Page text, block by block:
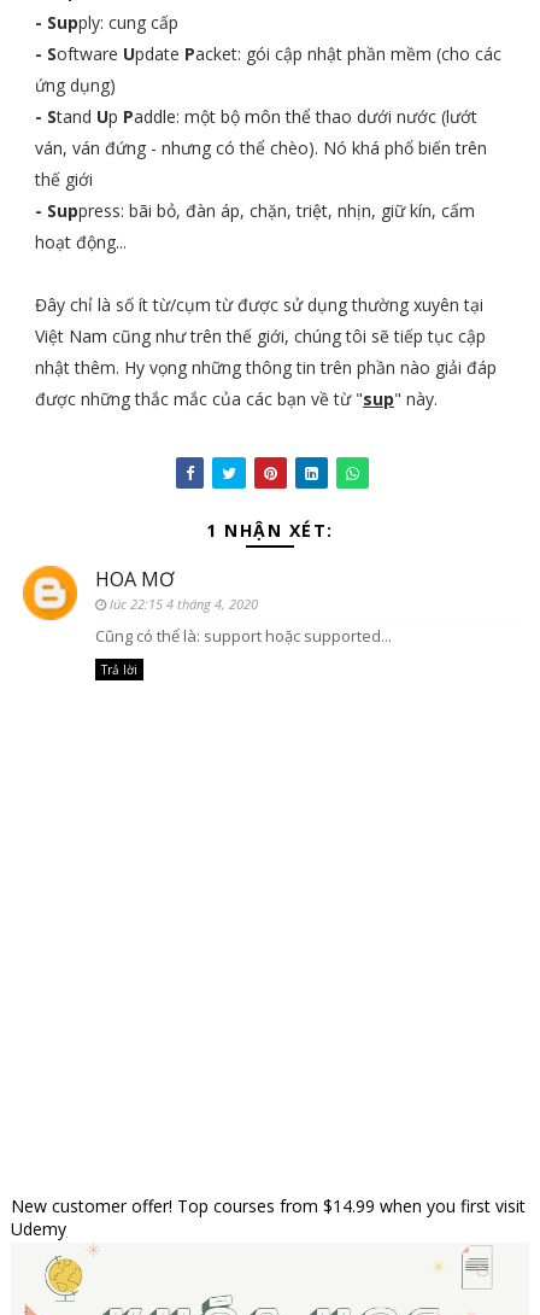
- Supply: cung cấp
- Software Update Packet: gói cập nhật phần mềm (cho các
ứng dụng)
- Stand Up Paddle: một bộ môn thể thao dưới nước (lướt
ván, ván đứng - nhưng có thể chèo). Nó khá phổ biến trên
thế giới
- Suppress: bãi bỏ, đàn áp, chặn, triệt, nhịn, giữ kín, cấm
hoạt động...
Đây chỉ là số ít từ/cụm từ được sử dụng thường xuyên tại
Việt Nam cũng như trên thế giới, chúng tôi sẽ tiếp tục cập
nhật thêm. Hy vọng những thông tin trên phần nào giải đáp
được những thắc mắc của các bạn về từ "sup" này.
1 NHẬN XÉT:
HOA MƠ
lúc 22:15 4 tháng 4, 2020
Cũng có thể là: support hoặc supported...
Trả lời
New customer offer! Top courses from $14.99 when you first visit
Udemy